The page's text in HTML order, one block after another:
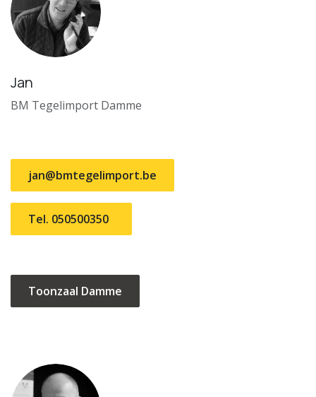
Jan
BM Tegelimport Damme
jan@bmtegelimport.be
Tel. 050500350
Toonzaal Damme